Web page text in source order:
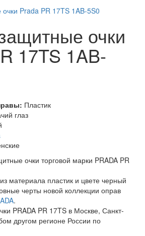
очки
17TS 1AB-
Пластик
глаз
очки торговой марки PRADA PR
материала пластик и цвете черный
черты новой коллекции оправ
.
PRADA PR 17TS в Москве, Санкт-
другом регионе России по